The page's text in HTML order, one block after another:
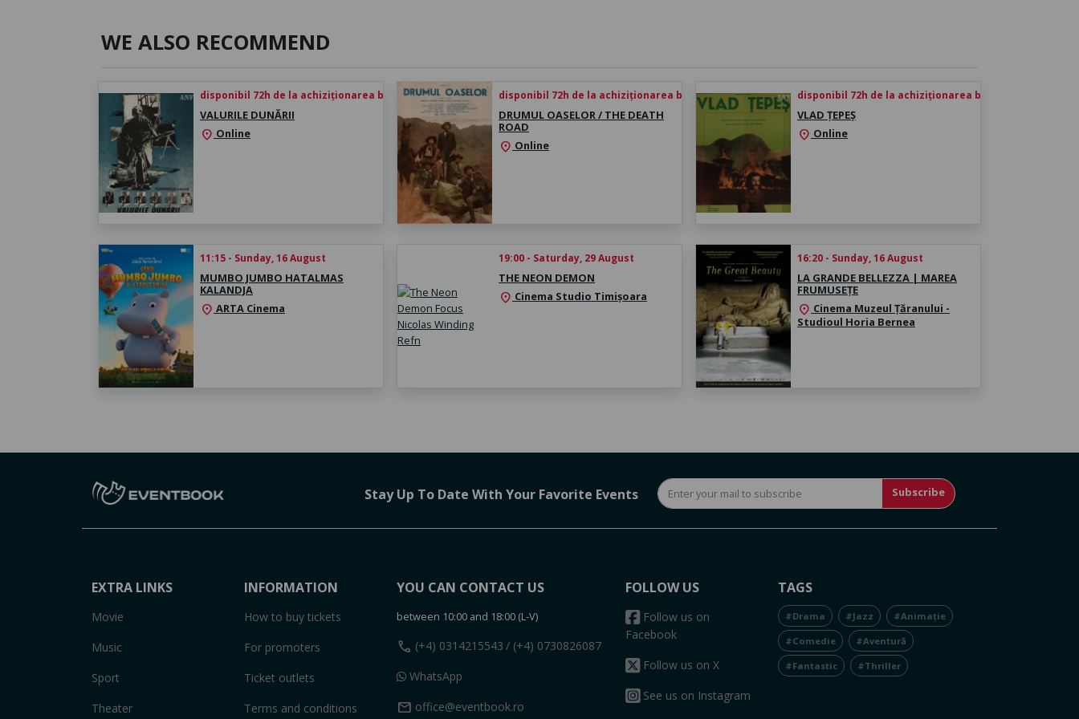
WE ALSO RECOMMEND
disponibil 72h de la achiziționarea biletului
VALURILE DUNĂRII
location_on Online
disponibil 72h de la achiziționarea biletului
DRUMUL OASELOR / THE DEATH
ROAD
location_on Online
disponibil 72h de la achiziționarea biletului
VLAD ȚEPEȘ
location_on Online
11:15 - Sunday, 16 August
MUMBO JUMBO HATALMAS
KALANDJA
location_on ARTA Cinema
19:00 - Saturday, 29 August
THE NEON DEMON
location_on Cinema Studio Timișoara
16:20 - Sunday, 16 August
LA GRANDE BELLEZZA | MAREA
FRUMUSEȚE
location_on Cinema Muzeul Țăranului -
Studioul Horia Bernea
Stay Up To Date With Your Favorite Events Subscribe
EXTRA LINKS
Movie
Music
Sport
Theater
INFORMATION
How to buy tickets
For promoters
Ticket outlets
Terms and conditions
YOU CAN CONTACT US
between 10:00 and 18:00 (L-V)
call (+4) 0314215543 / (+4) 0730826087
WhatsApp
mail office@eventbook.ro
FOLLOW US
Follow us on
Facebook
Follow us on X
See us on Instagram
TAGS
#Drama #Jazz #Animație
#Comedie #Aventură
#Fantastic #Thriller